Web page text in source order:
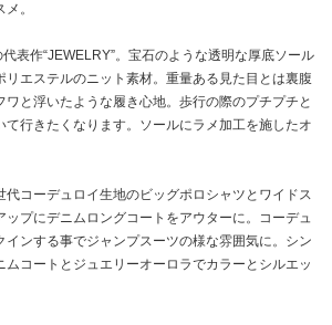
。
表作“JEWELRY”。宝石のような透明な厚底ソール
リエステルのニット素材。重量ある見た目とは裏腹
ワと浮いたような履き心地。歩行の際のプチプチと
て行きたくなります。ソールにラメ加工を施したオ
代コーデュロイ生地のビッグポロシャツとワイドス
ップにデニムロングコートをアウターに。コーデュ
インする事でジャンプスーツの様な雰囲気に。シン
ムコートとジュエリーオーロラでカラーとシルエッ